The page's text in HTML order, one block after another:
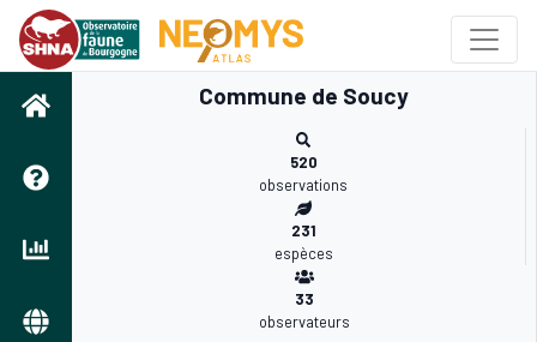
Commune de Soucy
520
observations
231
espèces
33
observateurs